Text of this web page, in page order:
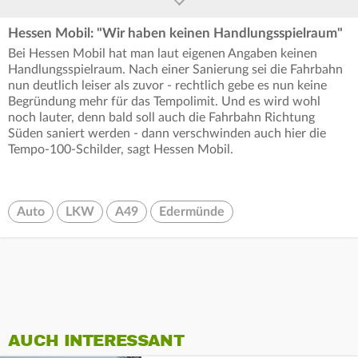
Hessen Mobil: "Wir haben keinen Handlungsspielraum"
Bei Hessen Mobil hat man laut eigenen Angaben keinen
Handlungsspielraum. Nach einer Sanierung sei die Fahrbahn
nun deutlich leiser als zuvor - rechtlich gebe es nun keine
Begründung mehr für das Tempolimit. Und es wird wohl
noch lauter, denn bald soll auch die Fahrbahn Richtung
Süden saniert werden - dann verschwinden auch hier die
Tempo-100-Schilder, sagt Hessen Mobil.
Auto LKW A49 Edermünde
AUCH INTERESSANT